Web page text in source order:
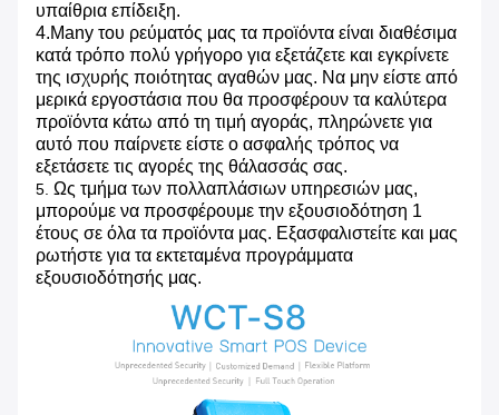
υπαίθρια επίδειξη.
4.Many του ρεύματός μας τα προϊόντα είναι διαθέσιμα
κατά τρόπο πολύ γρήγορο για εξετάζετε και εγκρίνετε
της ισχυρής ποιότητας αγαθών μας. Να μην είστε από
μερικά εργοστάσια που θα προσφέρουν τα καλύτερα
προϊόντα κάτω από τη τιμή αγοράς, πληρώνετε για
αυτό που παίρνετε είστε ο ασφαλής τρόπος να
εξετάσετε τις αγορές της θάλασσάς σας.
5. Ως τμήμα των πολλαπλάσιων υπηρεσιών μας,
μπορούμε να προσφέρουμε την εξουσιοδότηση 1
έτους σε όλα τα προϊόντα μας. Εξασφαλιστείτε και μας
ρωτήστε για τα εκτεταμένα προγράμματα
εξουσιοδότησής μας.